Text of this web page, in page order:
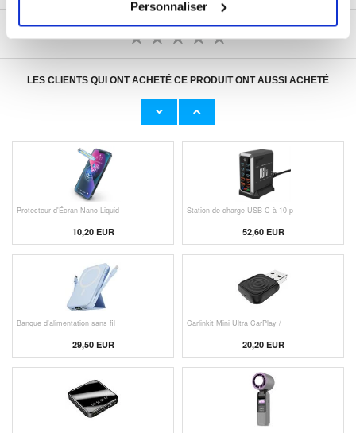
Personnaliser
ÉCRIRE UN AVIS
LES CLIENTS QUI ONT ACHETÉ CE PRODUIT ONT AUSSI ACHETÉ
Câble Apple Lightning d'Origin
Protecteur d'Écran Nano Liquid
10,20 EUR
Station de charge USB-C à 10 p
52,60 EUR
Banque d'alimentation sans fil
29,50 EUR
Carlinkit Mini Ultra CarPlay /
20,20 EUR